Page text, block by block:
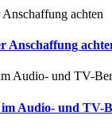
Anschaffung
Audio- und TV-